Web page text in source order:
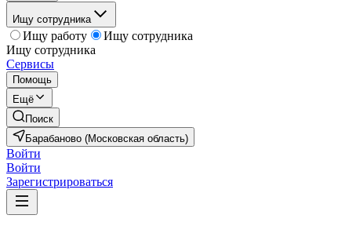
Ищу сотрудника
Ищу работу
Ищу сотрудника
Ищу сотрудника
Сервисы
Помощь
Ещё
Поиск
Барабаново (Московская область)
Войти
Войти
Зарегистрироваться